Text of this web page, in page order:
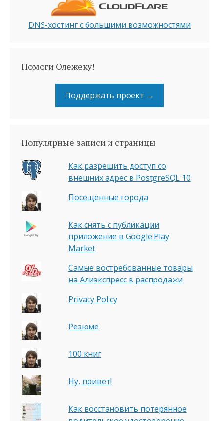
DNS-хостинг с большими возможностями
Помоги Олежеку!
Поддержать проект →
Популярные записи и страницы
Как разрешить доступ со
внешних адрес в PostgreSQL 10
Посещенные города
Как снять с публикации
приложение в Google Play
Market
Самые востребованные товары
на Алиэкспресс в распродажи
Privacy Policy
Резюме
100 книг
Ну, привет!
Как восстановить потерянное